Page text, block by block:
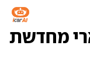
מחדשת